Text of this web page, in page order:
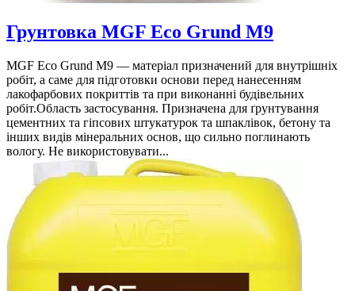
Грунтовка MGF Eco Grund M9
MGF Eco Grund M9 — матеріал призначений для внутрішніх
робіт, а саме для підготовки основи перед нанесенням
лакофарбових покриттів та при виконанні будівельних
робіт.Область застосування. Призначена для ґрунтування
цементних та гіпсових штукатурок та шпаклівок, бетону та
інших видів мінеральних основ, що сильно поглинають
вологу. Не використовувати...